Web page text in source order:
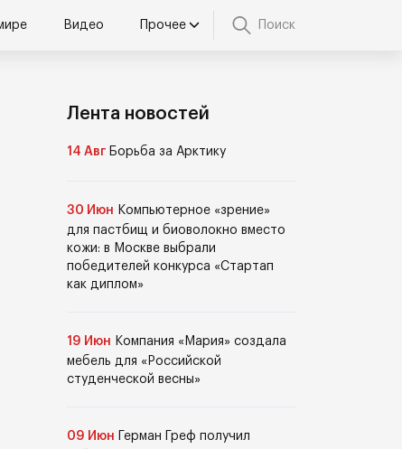
Видео Прочее Поиск
Лента новостей
14 Авг Борьба за Арктику
30 Июн Компьютерное «зрение»
для пастбищ и биоволокно вместо
кожи: в Москве выбрали
победителей конкурса «Стартап
как диплом»
19 Июн Компания «Мария» создала
мебель для «Российской
студенческой весны»
09 Июн
Герман Греф получил